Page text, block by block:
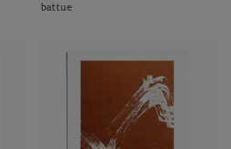
battue